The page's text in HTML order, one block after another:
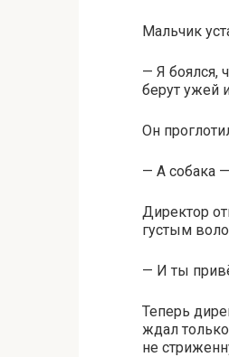
Мальчик
— Я боялся,
берут ужей
Он
— А собака
Директор
густым
— И ты
Теперь
ждал
не